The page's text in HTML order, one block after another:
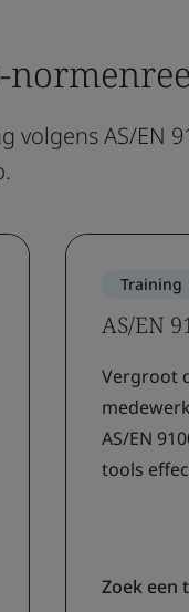
AS/EN
Training
AS/EN
Vergroot
AS/EN
tools
Zoek een